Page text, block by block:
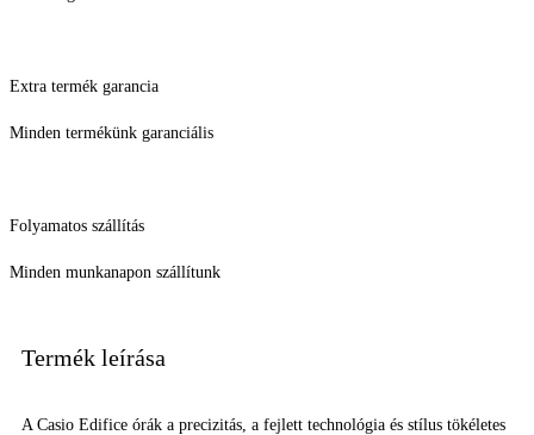
Extra termék garancia
Minden termékünk garanciális
Folyamatos szállítás
Minden munkanapon szállítunk
Termék leírása
A Casio Edifice órák a precizitás, a fejlett technológia és stílus tökéletes